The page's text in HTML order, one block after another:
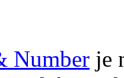
Number je